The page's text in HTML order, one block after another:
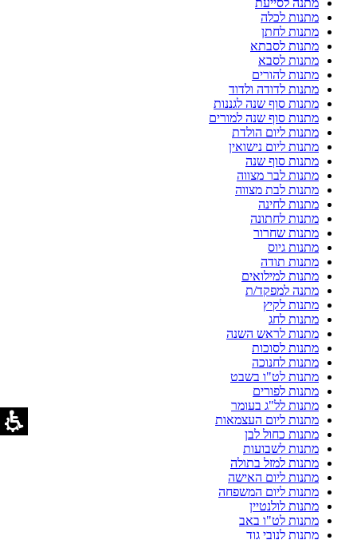
מתנה לסייעת
מתנות לכלה
מתנות לחתן
מתנות לסבתא
מתנות לסבא
מתנות להורים
מתנות לדודה ולדוד
מתנות סוף שנה לגננות
מתנות סוף שנה למורים
מתנות ליום הולדת
מתנות ליום נישואין
מתנות סוף שנה
מתנות לבר מצווה
מתנות לבת מצווה
מתנות לחינה
מתנות לחתונה
מתנות שחרור
מתנות גיוס
מתנות תודה
מתנות למילואים
מתנה למפקד/ת
מתנות לקיץ
מתנות לחג
מתנות לראש השנה
מתנות לסוכות
מתנות לחנוכה
מתנות לט"ו בשבט
מתנות לפורים
מתנות לל"ג בעומר
מתנות ליום העצמאות
מתנות כחול לבן
מתנות לשבועות
מתנות למזל בתולה
מתנות ליום האישה
מתנות ליום המשפחה
מתנות לולנטיין
מתנות לט"ו באב
מתנות לנובי גוד